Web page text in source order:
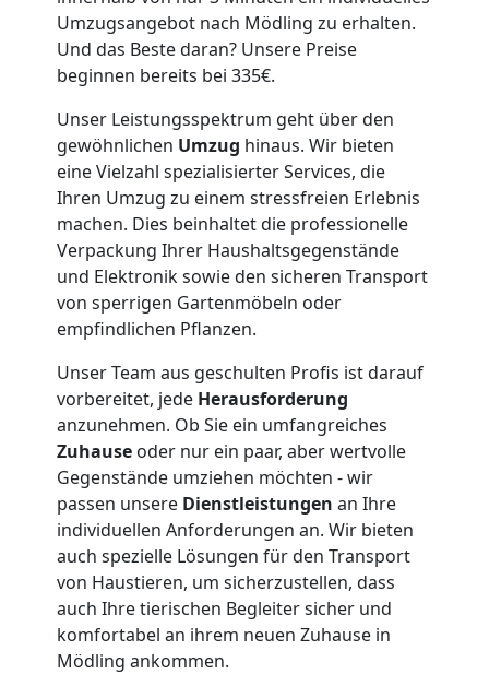
Umzugsangebot nach Mödling zu erhalten.
Und das Beste daran? Unsere Preise
beginnen bereits bei 335€.
Unser Leistungsspektrum geht über den
gewöhnlichen Umzug hinaus. Wir bieten
eine Vielzahl spezialisierter Services, die
Ihren Umzug zu einem stressfreien Erlebnis
machen. Dies beinhaltet die professionelle
Verpackung Ihrer Haushaltsgegenstände
und Elektronik sowie den sicheren Transport
von sperrigen Gartenmöbeln oder
empfindlichen Pflanzen.
Unser Team aus geschulten Profis ist darauf
vorbereitet, jede Herausforderung
anzunehmen. Ob Sie ein umfangreiches
Zuhause oder nur ein paar, aber wertvolle
Gegenstände umziehen möchten - wir
passen unsere Dienstleistungen an Ihre
individuellen Anforderungen an. Wir bieten
auch spezielle Lösungen für den Transport
von Haustieren, um sicherzustellen, dass
auch Ihre tierischen Begleiter sicher und
komfortabel an ihrem neuen Zuhause in
Mödling ankommen.
Qualitäts-
Umzüge
Leonding
Vereinsumzug
Leonding
Anfrage
Möbeltransport
National
Möbeltransport
International